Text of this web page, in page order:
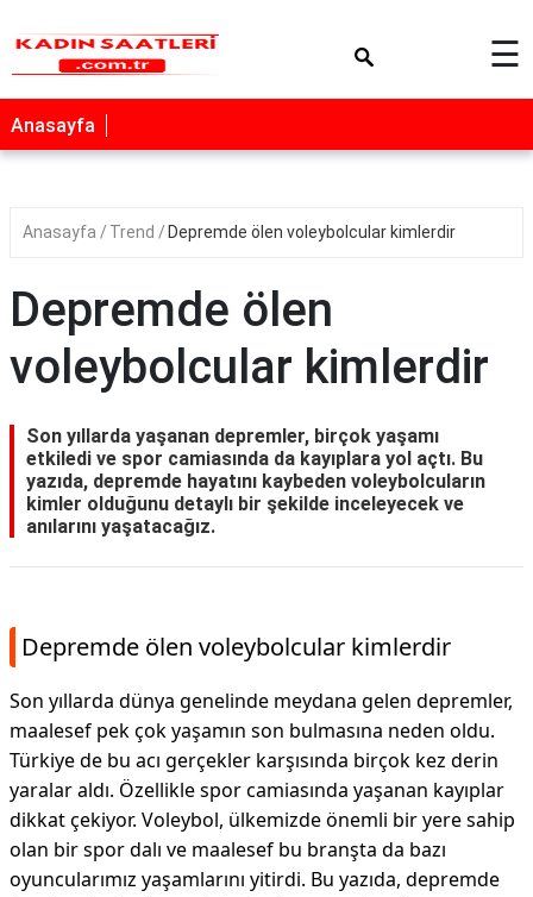
☰
Anasayfa
Anasayfa Trend Depremde ölen voleybolcular kimlerdir
Depremde ölen
voleybolcular kimlerdir
Son yıllarda yaşanan depremler, birçok yaşamı
etkiledi ve spor camiasında da kayıplara yol açtı. Bu
yazıda, depremde hayatını kaybeden voleybolcuların
kimler olduğunu detaylı bir şekilde inceleyecek ve
anılarını yaşatacağız.
Depremde ölen voleybolcular kimlerdir
Son yıllarda dünya genelinde meydana gelen depremler,
maalesef pek çok yaşamın son bulmasına neden oldu.
Türkiye de bu acı gerçekler karşısında birçok kez derin
yaralar aldı. Özellikle spor camiasında yaşanan kayıplar
dikkat çekiyor. Voleybol, ülkemizde önemli bir yere sahip
olan bir spor dalı ve maalesef bu branşta da bazı
oyuncularımız yaşamlarını yitirdi. Bu yazıda, depremde